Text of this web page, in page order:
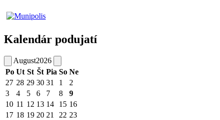
Kalendár podujatí
August2026
Po Ut St Št Pia So Ne
27 28 29 30 31 1
2
3
4 5 6 7 8
9
10 11 12 13 14 15 16
17 18 19 20 21 22 23